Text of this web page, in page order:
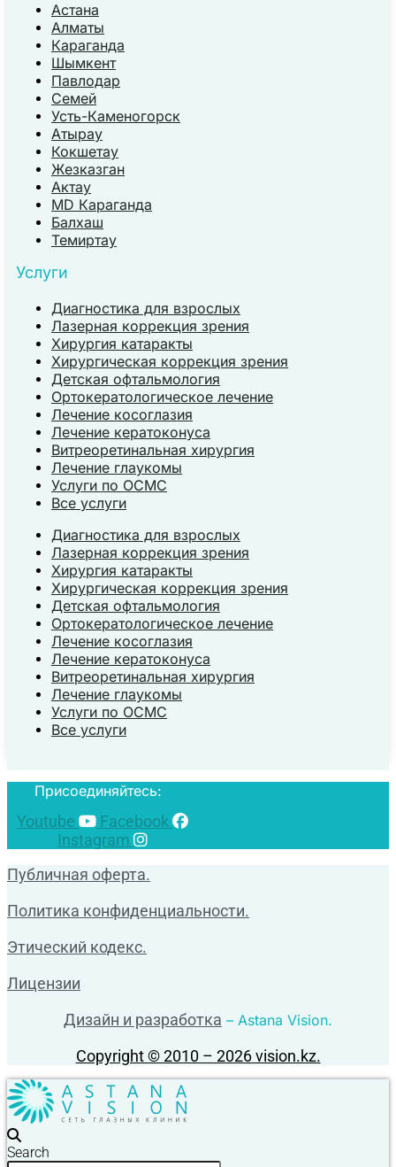
Астана
Алматы
Караганда
Шымкент
Павлодар
Семей
Усть-Каменогорск
Атырау
Кокшетау
Жезказган
Актау
MD Караганда
Балхаш
Темиртау
Услуги
Диагностика для взрослых
Лазерная коррекция зрения
Хирургия катаракты
Хирургическая коррекция зрения
Детская офтальмология
Ортокератологическое лечение
Лечение косоглазия
Лечение кератоконуса
Витреоретинальная хирургия
Лечение глаукомы
Услуги по ОСМС
Все услуги
Диагностика для взрослых
Лазерная коррекция зрения
Хирургия катаракты
Хирургическая коррекция зрения
Детская офтальмология
Ортокератологическое лечение
Лечение косоглазия
Лечение кератоконуса
Витреоретинальная хирургия
Лечение глаукомы
Услуги по ОСМС
Все услуги
Присоединяйтесь:
Youtube
Facebook
Instagram
Публичная оферта.
Политика конфиденциальности.
Этический кодекс.
Лицензии
Дизайн и разработка – Astana Vision.
Copyright © 2010 – 2026 vision.kz.
Search